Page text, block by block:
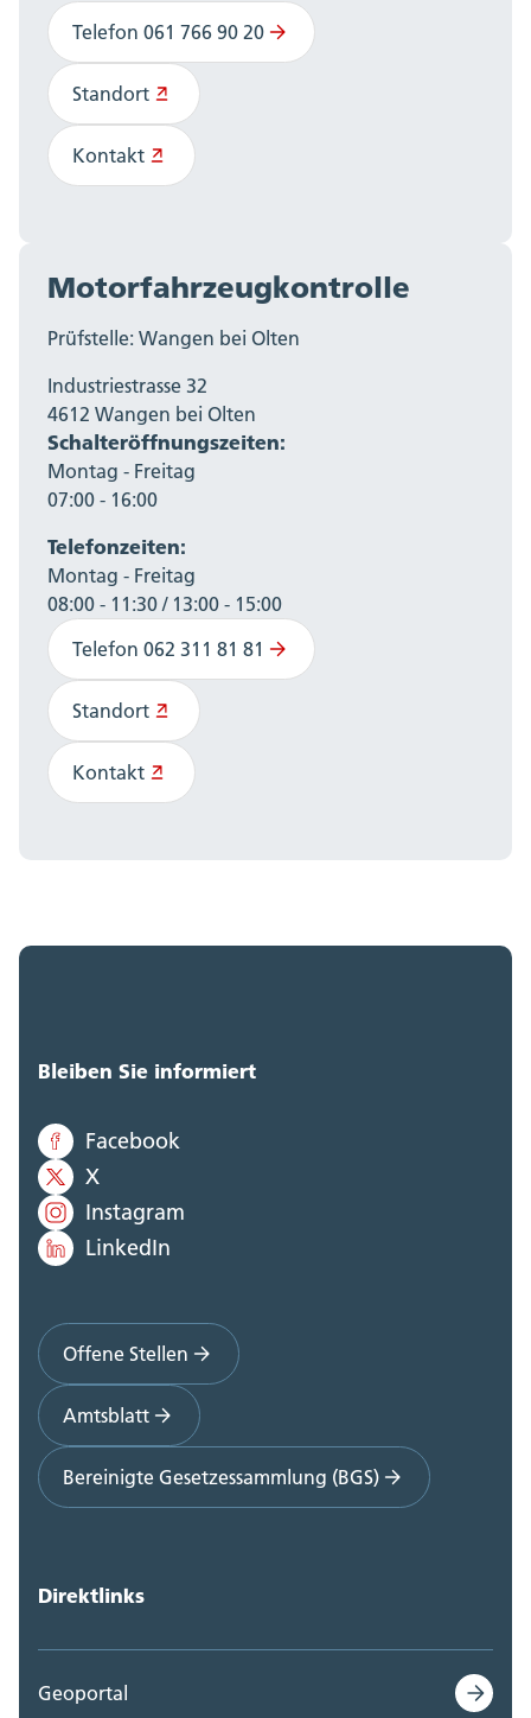
Telefon 061 766 90 20
Standort
Kontakt
Motorfahrzeugkontrolle
Prüfstelle: Wangen bei Olten
Industriestrasse 32
4612 Wangen bei Olten
Schalteröffnungszeiten:
Montag - Freitag
07:00 - 16:00
Telefonzeiten:
Montag - Freitag
08:00 - 11:30 / 13:00 - 15:00
Telefon 062 311 81 81
Standort
Kontakt
Bleiben Sie informiert
Facebook
X
Instagram
LinkedIn
Offene Stellen
Amtsblatt
Bereinigte Gesetzessammlung (BGS)
Direktlinks
Geoportal